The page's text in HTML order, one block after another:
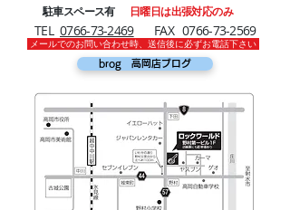
駐車スペース有 日曜日は出張対応のみ
​TEL 0766-73-2469​ ​FAX 0766-73-2569
メールでのお問い合わせ時、送信後に必ずお電話下さい
brog 高岡店ブログ